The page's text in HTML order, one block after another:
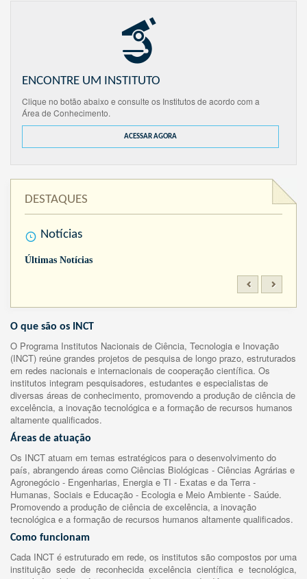
ENCONTRE UM INSTITUTO
Clique no botão abaixo e consulte os Institutos de acordo com a
Área de Conhecimento.
ACESSAR AGORA
DESTAQUES
Notícias
Últimas Notícias
O que são os INCT
O Programa Institutos Nacionais de Ciência, Tecnologia e Inovação
(INCT) reúne grandes projetos de pesquisa de longo prazo, estruturados
em redes nacionais e internacionais de cooperação científica. Os
institutos integram pesquisadores, estudantes e especialistas de
diversas áreas de conhecimento, promovendo a produção de ciência de
excelência, a inovação tecnológica e a formação de recursos humanos
altamente qualificados.
Áreas de atuação
Os INCT atuam em temas estratégicos para o desenvolvimento do
país, abrangendo áreas como Ciências Biológicas - Ciências Agrárias e
Agronegócio - Engenharias, Energia e TI - Exatas e da Terra -
Humanas, Sociais e Educação - Ecologia e Meio Ambiente - Saúde.
Promovendo a produção de ciência de excelência, a inovação
tecnológica e a formação de recursos humanos altamente qualificados.
Como funcionam
Cada INCT é estruturado em rede, os institutos são compostos por uma
instituição sede de reconhecida excelência científica e tecnológica,